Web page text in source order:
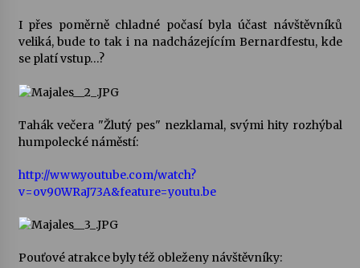
Pozvánka na integrační festival Quijotova
Letní koncerty ve Stromovce: Kolchoz a
Jenakaši
28. 7. 2026
Votavžatský ploty
Letní koncerty ve Stromovce: Rufus Miller
I přes poměrně chladné počasí byla účast návštěvníků
veliká, bude to tak i na nadcházejícím Bernardfestu, kde
se platí vstup…?
Tahák večera "Žlutý pes" nezklamal, svými hity rozhýbal
humpolecké náměstí:
http://www.youtube.com/watch?
v=ov90WRaJ73A&feature=youtu.be
Pouťové atrakce byly též obleženy návštěvníky: